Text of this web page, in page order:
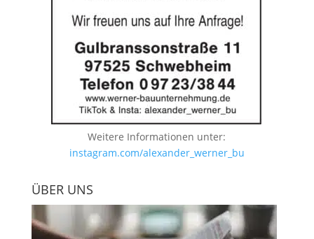
Weitere Informationen unter:
instagram.com/alexander_werner_bu
ÜBER UNS